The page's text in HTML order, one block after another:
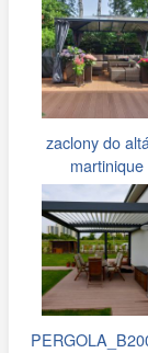
zaclony do
martinique